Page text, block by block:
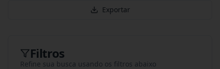
Exportar
Filtros
Refine sua busca usando os filtros abaixo